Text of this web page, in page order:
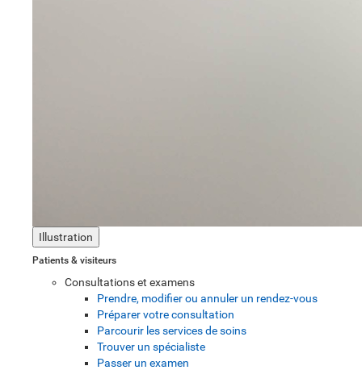
Illustration
Patients & visiteurs
Consultations et examens
Prendre, modifier ou annuler un rendez-vous
Préparer votre consultation
Parcourir les services de soins
Trouver un spécialiste
Passer un examen